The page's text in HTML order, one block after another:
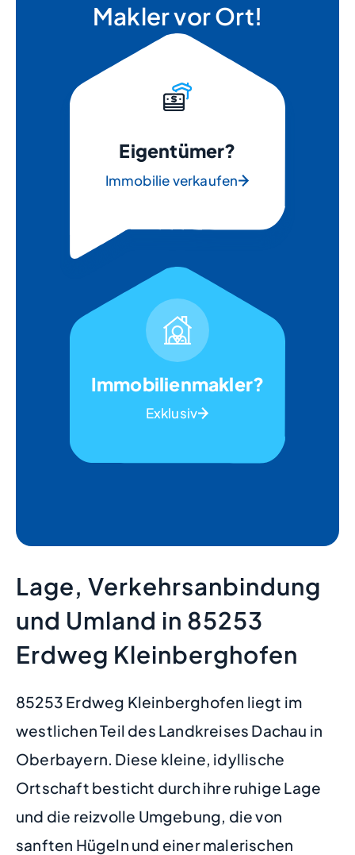
Makler vor Ort!
Eigentümer?
Immobilie verkaufen
Immobilienmakler?
Exklusiv
Lage, Verkehrsanbindung
und Umland in 85253
Erdweg Kleinberghofen
85253 Erdweg Kleinberghofen liegt im
westlichen Teil des Landkreises Dachau in
Oberbayern. Diese kleine, idyllische
Ortschaft besticht durch ihre ruhige Lage
und die reizvolle Umgebung, die von
sanften Hügeln und einer malerischen